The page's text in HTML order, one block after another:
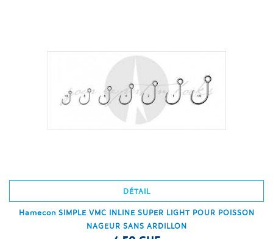
DÉTAIL
Hamecon SIMPLE VMC INLINE SUPER LIGHT POUR POISSON
NAGEUR SANS ARDILLON